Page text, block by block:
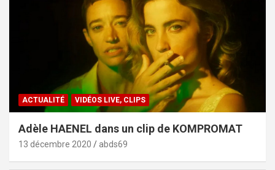
ACTUALITÉ VIDÉOS LIVE, CLIPS
Adèle HAENEL dans un clip de KOMPROMAT
13 décembre 2020 abds69